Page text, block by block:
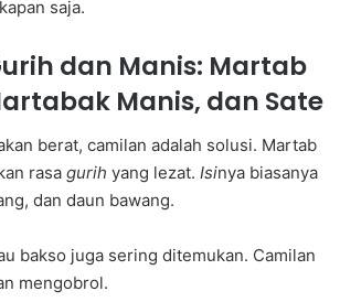
saja.
dan Manis: Martab
Manis, dan Sate
berat, camilan adalah solusi. Martab
rasa gurih yang lezat. Isinya biasanya
dan daun bawang.
bakso juga sering ditemukan. Camilan
mengobrol.